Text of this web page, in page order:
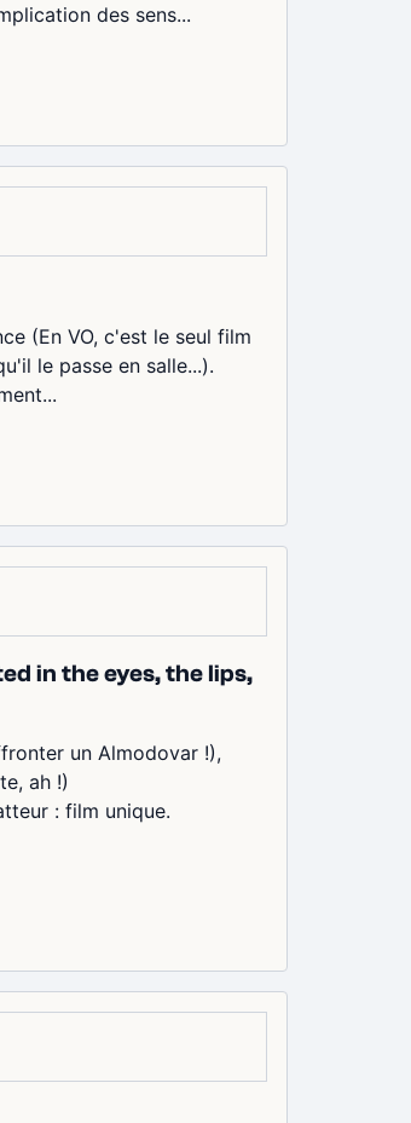
des sens...
(En VO, c'est le seul film
le passe en salle...).
in the eyes, the lips,
un Almodovar !),
ah !)
: film unique.